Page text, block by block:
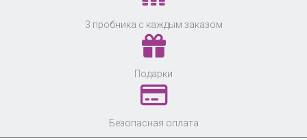
3 пробника с каждым заказом
Подарки
Безопасная оплата